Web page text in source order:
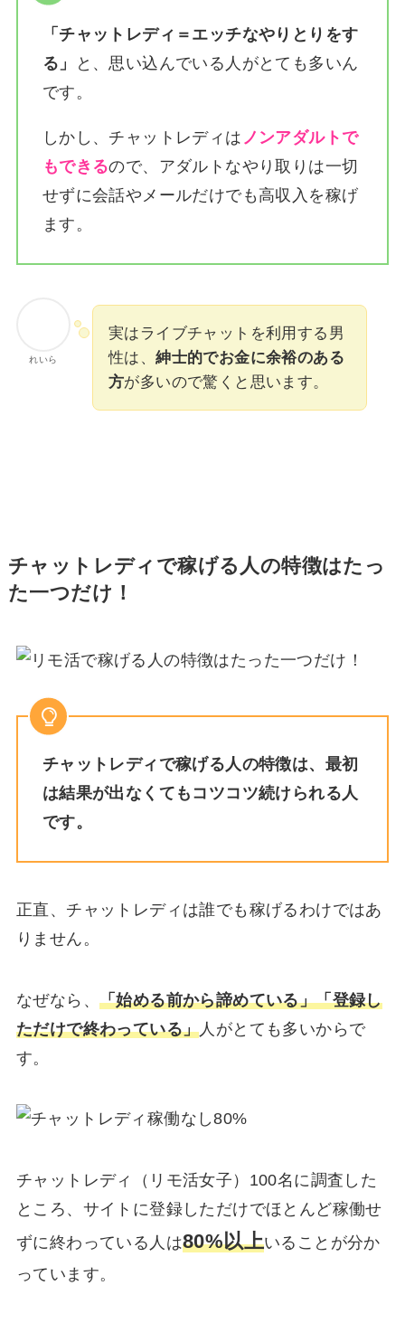
「チャットレディ＝エッチなやりとりをす
る」
と、思い込んでいる人がとても多いん
です。
しかし、チャットレディは ノンアダルトで
もできるので、アダルトなやり取りは一切
せずに会話やメールだけでも高収入を稼げ
ます。
れいら
実はライブチャットを利用する男
性は、紳士的でお金に余裕のある
方が多いので驚くと思います。
チャットレディで稼げる人の特徴はたっ
た一つだけ！
チャットレディで稼げる人の特徴は、最初
は結果が出なくてもコツコツ続けられる人
です。
正直、チャットレディは誰でも稼げるわけではあ
りません。
なぜなら、 「始める前から諦めている」「登録し
ただけで終わっている」 人がとても多いからで
す。
チャットレディ（リモ活女子）100名に調査した
ところ、サイトに登録しただけでほとんど稼働せ
ずに終わっている人は80%以上いることが分か
っています。